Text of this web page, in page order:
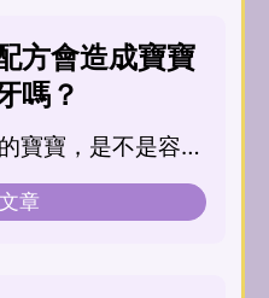
方會造成寶寶
嗎？
寶寶，是不是容易
...
章